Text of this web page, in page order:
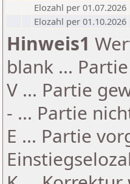
Elozahl per 01.07.2026
Elozahl per 01.10.2026
Hinweis1
blank ...
V ... Partie
- ... Partie
E ... Partie